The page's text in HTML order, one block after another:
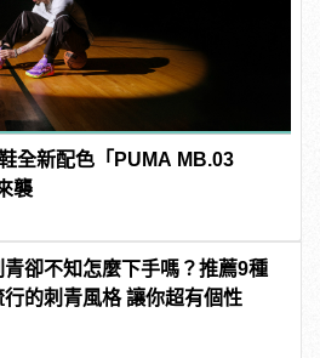
全新配色「PUMA MB.03
襲
青卻不知怎麼下手嗎？推薦9種
行的刺青風格 讓你超有個性